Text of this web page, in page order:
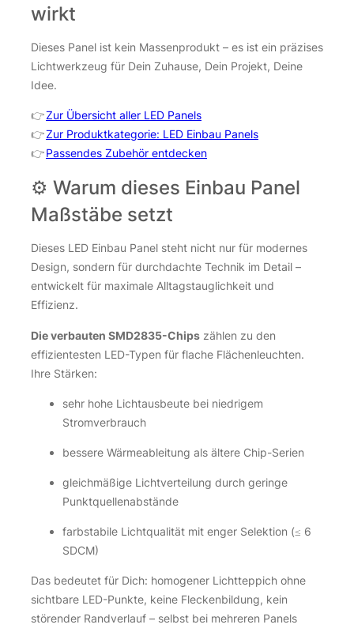
wirkt
Dieses Panel ist kein Massenprodukt – es ist ein präzises
Lichtwerkzeug für Dein Zuhause, Dein Projekt, Deine
Idee.
👉Zur Übersicht aller LED Panels
👉Zur Produktkategorie: LED Einbau Panels
👉Passendes Zubehör entdecken
⚙️ Warum dieses Einbau Panel
Maßstäbe setzt
Dieses LED Einbau Panel steht nicht nur für modernes
Design, sondern für durchdachte Technik im Detail –
entwickelt für maximale Alltagstauglichkeit und
Effizienz.
Die verbauten SMD2835-Chips zählen zu den
effizientesten LED-Typen für flache Flächenleuchten.
Ihre Stärken:
sehr hohe Lichtausbeute bei niedrigem
Stromverbrauch
bessere Wärmeableitung als ältere Chip-Serien
gleichmäßige Lichtverteilung durch geringe
Punktquellenabstände
farbstabile Lichtqualität mit enger Selektion (≤ 6
SDCM)
Das bedeutet für Dich: homogener Lichtteppich ohne
sichtbare LED-Punkte, keine Fleckenbildung, kein
störender Randverlauf – selbst bei mehreren Panels